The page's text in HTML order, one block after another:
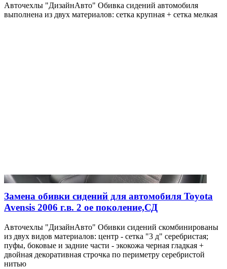
Авточехлы "ДизайнАвто" Обивка сидений автомобиля
выполнена из двух материалов: сетка крупная + сетка мелкая
Замена обивки сидений для автомобиля Toyota
Avensis 2006 г.в. 2 ое поколение,СД
Авточехлы "ДизайнАвто" Обивки сидений скомбинированы
из двух видов материалов: центр - сетка "3 д" серебристая;
пуфы, боковые и задние части - экокожа черная гладкая +
двойная декоративная строчка по периметру серебристой
нитью